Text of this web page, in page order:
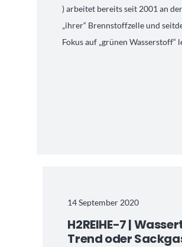
) arbeitet bereits seit 2001 an
„ihrer“ Brennstoffzelle und
Fokus auf „grünen Wasserstoff“
14 September 2020
H2REIHE-7 |
Trend oder